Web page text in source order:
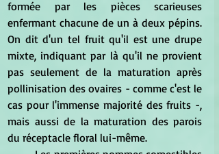
formée par les pièces scarieuses
enfermant chacune de un à deux pépins.
On dit d'un tel fruit qu'il est une drupe
mixte, indiquant par là qu'il ne provient
pas seulement de la maturation après
pollinisation des ovaires - comme c'est le
cas pour l'immense majorité des fruits -,
mais aussi de la maturation des parois
du réceptacle floral lui-même.